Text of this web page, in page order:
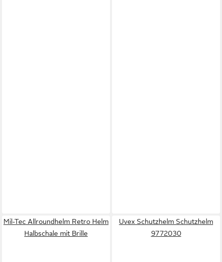
Mil-Tec Allroundhelm Retro Helm
Halbschale mit Brille
Uvex Schutzhelm Schutzhelm
9772030